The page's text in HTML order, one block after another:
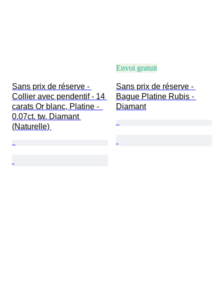
Sans prix de réserve -
Collier avec pendentif - 14
carats Or blanc, Platine -
0.07ct. tw. Diamant
(Naturelle)
Envoi gratuit
Sans prix de réserve -
Bague Platine Rubis -
Diamant